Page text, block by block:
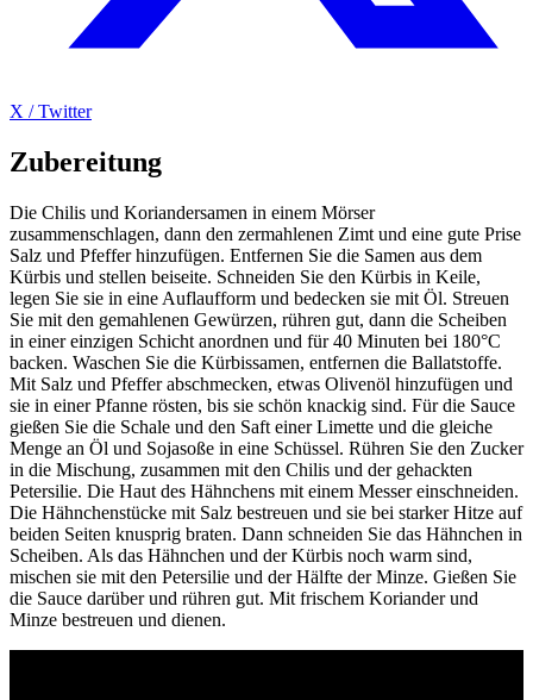
X / Twitter
Zubereitung
Die Chilis und Koriandersamen in einem Mörser
zusammenschlagen, dann den zermahlenen Zimt und eine gute Prise
Salz und Pfeffer hinzufügen. Entfernen Sie die Samen aus dem
Kürbis und stellen beiseite. Schneiden Sie den Kürbis in Keile,
legen Sie sie in eine Auflaufform und bedecken sie mit Öl. Streuen
Sie mit den gemahlenen Gewürzen, rühren gut, dann die Scheiben
in einer einzigen Schicht anordnen und für 40 Minuten bei 180°C
backen. Waschen Sie die Kürbissamen, entfernen die Ballatstoffe.
Mit Salz und Pfeffer abschmecken, etwas Olivenöl hinzufügen und
sie in einer Pfanne rösten, bis sie schön knackig sind. Für die Sauce
gießen Sie die Schale und den Saft einer Limette und die gleiche
Menge an Öl und Sojasoße in eine Schüssel. Rühren Sie den Zucker
in die Mischung, zusammen mit den Chilis und der gehackten
Petersilie. Die Haut des Hähnchens mit einem Messer einschneiden.
Die Hähnchenstücke mit Salz bestreuen und sie bei starker Hitze auf
beiden Seiten knusprig braten. Dann schneiden Sie das Hähnchen in
Scheiben. Als das Hähnchen und der Kürbis noch warm sind,
mischen sie mit den Petersilie und der Hälfte der Minze. Gießen Sie
die Sauce darüber und rühren gut. Mit frischem Koriander und
Minze bestreuen und dienen.